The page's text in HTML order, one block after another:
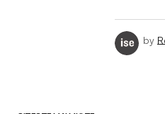
by